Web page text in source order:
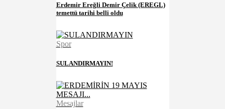
Erdemir Ereğli Demir Çelik (EREGL)
temettü tarihi belli oldu
Spor
SULANDIRMAYIN!
Mesajlar